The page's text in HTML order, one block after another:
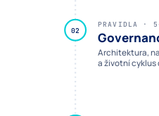
02
PRAVIDLA ·
Architektura,
a životní cyklus